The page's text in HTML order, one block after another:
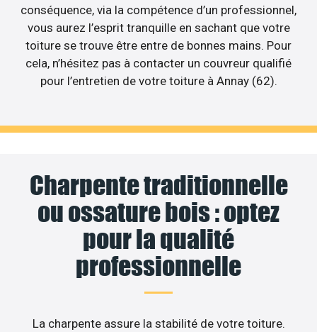
conséquence, via la compétence d’un professionnel,
vous aurez l’esprit tranquille en sachant que votre
toiture se trouve être entre de bonnes mains. Pour
cela, n’hésitez pas à contacter un couvreur qualifié
pour l’entretien de votre toiture à Annay (62).
Charpente traditionnelle
ou ossature bois : optez
pour la qualité
professionnelle
La charpente assure la stabilité de votre toiture.